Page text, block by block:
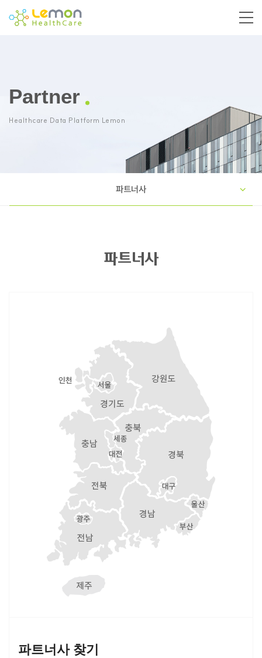
Partner
Healthcare Data Platform Lemon
파트너사
파트너사
파트너사 찾기